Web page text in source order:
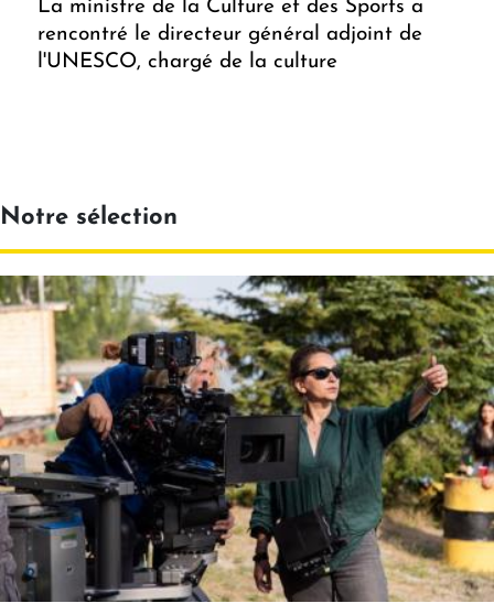
La ministre de la Culture et des Sports a
rencontré le directeur général adjoint de
l'UNESCO, chargé de la culture
Notre sélection